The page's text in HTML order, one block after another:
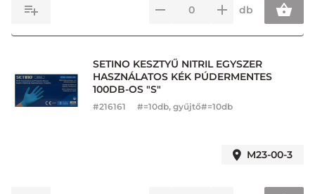
db
SETINO KESZTYŰ NITRIL EGYSZER
HASZNÁLATOS KÉK PÚDERMENTES
100DB-OS "S"
#216161 #=10db, gyűjtő#=10db
M23-00-3